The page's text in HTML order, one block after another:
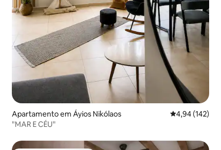
Apartamento em Áyios Nikólaos Classificação
4,94 (142)
"MAR E CÉU"